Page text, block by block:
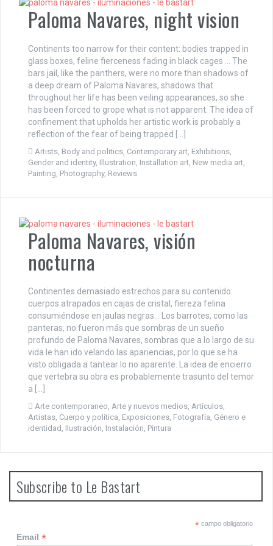
Paloma Navares, night vision
Continents too narrow for their content: bodies trapped in
glass boxes, feline fierceness fading in black cages … The
bars jail, like the panthers, were no more than shadows of
a deep dream of Paloma Navares, shadows that
throughout her life has been veiling appearances, so she
has been forced to grope what is not apparent. The idea of
confinement that upholds her artistic work is probably a
reflection of the fear of being trapped […]
Artists, Body and politics, Contemporary art, Exhibitions,
Gender and identity, Illustration, Installation art, New media art,
Painting, Photography, Reviews
Paloma Navares, visión
nocturna
Continentes demasiado estrechos para su contenido:
cuerpos atrapados en cajas de cristal, fiereza felina
consumiéndose en jaulas negras… Los barrotes, como las
panteras, no fueron más que sombras de un sueño
profundo de Paloma Navares, sombras que a lo largo de su
vida le han ido velando las apariencias, por lo que se ha
visto obligada a tantear lo no aparente. La idea de encierro
que vertebra su obra es probablemente trasunto del temor
a […]
Arte contemporaneo Arte y nuevos medios Artículos
Artistas Cuerpo y política Exposiciones Fotografía Género e
identidad Ilustración Instalación Pintura
Subscribe to Le Bastart
*campo obligatorio
Email*